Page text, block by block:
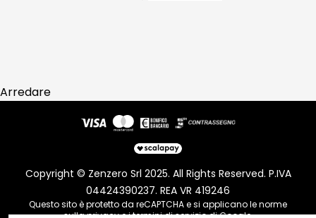
Arredare
Copyright © Zenzero Srl 2025. All Rights Reserved. P.IVA
04424390237. REA VR 419246
Questo sito è protetto da reCAPTCHA e si applicano le norme